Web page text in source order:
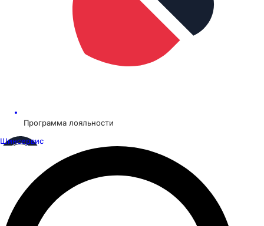
Программа лояльности
Шинсервис